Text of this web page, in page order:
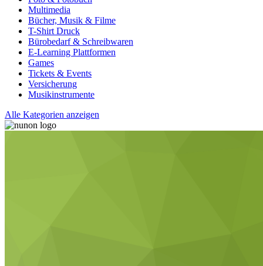
Multimedia
Bücher, Musik & Filme
T-Shirt Druck
Bürobedarf & Schreibwaren
E-Learning Plattformen
Games
Tickets & Events
Versicherung
Musikinstrumente
Alle Kategorien anzeigen